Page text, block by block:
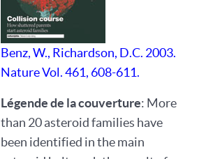
Benz, W., Richardson, D.C. 2003.
Nature Vol. 461, 608-611.
Légende de la couverture: More
than 20 asteroid families have
been identified in the main